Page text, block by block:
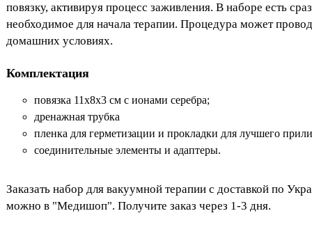
повязку, активируя процесс заживления. В наборе есть
необходимое для начала терапии. Процедура может
домашних условиях.
Комплектация
повязка 11х8х3 см с ионами серебра;
дренажная трубка
пленка для герметизации и прокладки для лучшего
соединительные элементы и адаптеры.
Заказать набор для вакуумной терапии с доставкой по
можно в "Медишоп". Получите заказ через 1-3 дня.